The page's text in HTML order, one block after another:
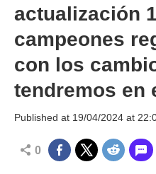
actualización
campeones
con los
tendremos en
Published at 19/04/2024 at
0